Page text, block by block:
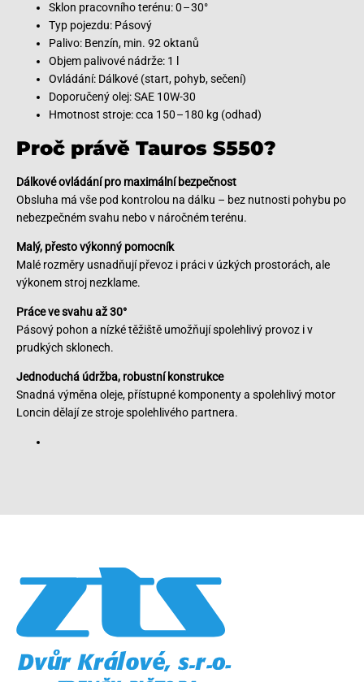
Sklon pracovního terénu: 0 – 30°
Typ pojezdu: Pásový
Palivo: Benzín, min. 92 oktanů
Objem palivové nádrže: 1 l
Ovládání: Dálkové (start, pohyb, sečení)
Doporučený olej: SAE 10W-30
Hmotnost stroje: cca 150 – 180 kg (odhad)
Proč právě Tauros S550?
Dálkové ovládání pro maximální bezpečnost
Obsluha má vše pod kontrolou na dálku – bez nutnosti pohybu po
nebezpečném svahu nebo v náročném terénu.
Malý, přesto výkonný pomocník
Malé rozměry usnadňují převoz i práci v úzkých prostorách, ale
výkonem stroj nezklame.
Práce ve svahu až 30°
Pásový pohon a nízké těžiště umožňují spolehlivý provoz i v
prudkých sklonech.
Jednoduchá údržba, robustní konstrukce
Snadná výměna oleje, přístupné komponenty a spolehlivý motor
Loncin dělají ze stroje spolehlivého partnera.